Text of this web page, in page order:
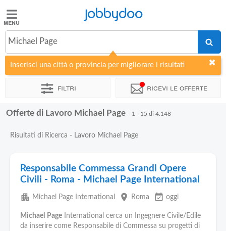
Jobbydoo
Offerte
di
lavoro
Elenco
Blog
Pubblica
Jobbydoo
Michael Page
Inserisci una città o provincia per migliorare i risultati
Filtri Ricevi le offerte
Offerte di Lavoro Michael Page 1 - 15 di 4.148
Risultati di Ricerca - Lavoro Michael Page
Responsabile Commessa Grandi Opere
Civili - Roma - Michael Page International
apartment Michael Page International place Roma event_available oggi
Michael Page International cerca un Ingegnere Civile/Edile
da inserire come Responsabile di Commessa su progetti di